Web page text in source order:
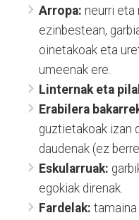
Arropa: neurri eta
ezinbestean,
oinetakoak eta
umeenak ere.
Linternak eta
Erabilera
guztietakoak izan
daudenak (ez
Eskularruak:
egokiak direnak.
Fardelak: